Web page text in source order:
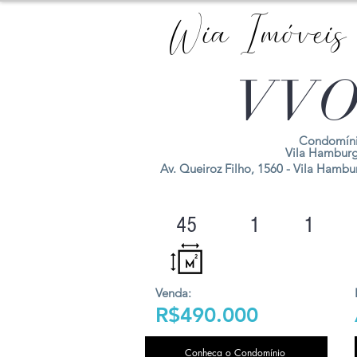
Wia Imóveis
Vila
45 1 1
Venda:
Av. Queiroz Filho, 1560 - Vila
R$490.000
Conheça o Condomínio